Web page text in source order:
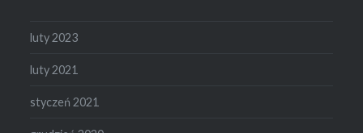
luty 2023
luty 2021
styczeń 2021